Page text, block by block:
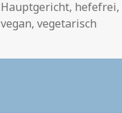
am
Hauptgericht, hefefrei,
vegan,vegetarisch